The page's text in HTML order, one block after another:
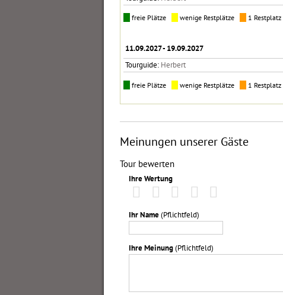
freie Plätze wenige Restplätze 1 Restplatz
11.09.2027 - 19.09.2027
Tourguide: Herbert
freie Plätze wenige Restplätze 1 Restplatz
Meinungen unserer Gäste
Tour bewerten
Ihre Wertung
Ihr Name(Pflichtfeld)
Ihre Meinung(Pflichtfeld)